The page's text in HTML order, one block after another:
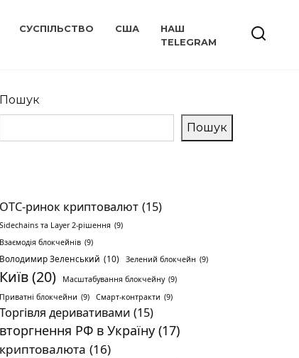
СУСПІЛЬСТВО США
НАШ
TELEGRAM
Пошук
Пошук
OTC-ринок криптовалют (15)
Sidechains та Layer 2-рішення (9)
Взаємодія блокчейнів (9)
Володимир Зеленський (10) Зелений блокчейн (9)
Київ(20) Масштабування блокчейну (9)
Приватні блокчейни (9) Смарт-контракти (9)
Торгівля деривативами (15)
вторгнення РФ в Україну (17)
криптовалюта (16)